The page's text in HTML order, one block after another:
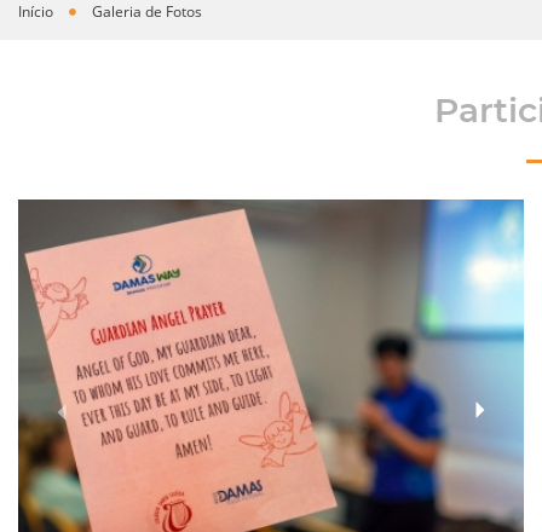
Você está aqui
Início Galeria de Fotos
‹